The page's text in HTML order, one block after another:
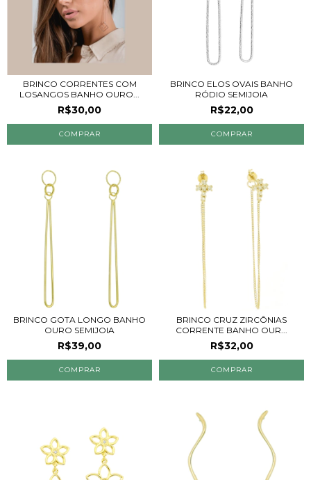
BRINCO CORRENTES COM
LOSANGOS BANHO OURO...
R$30,00
BRINCO ELOS OVAIS BANHO
RÓDIO SEMIJOIA
R$22,00
BRINCO GOTA LONGO BANHO
OURO SEMIJOIA
R$39,00
BRINCO CRUZ ZIRCÔNIAS
CORRENTE BANHO OUR...
R$32,00